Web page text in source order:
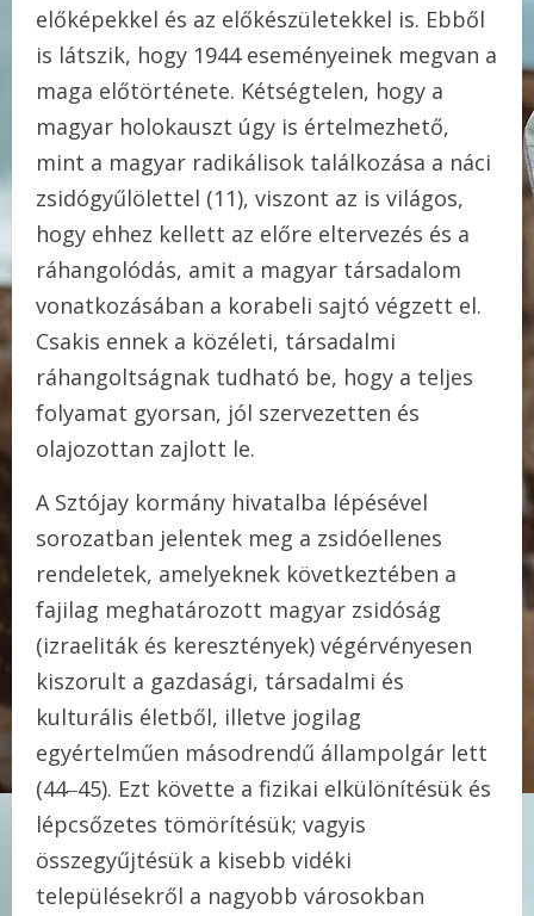
előképekkel és az előkészületekkel is. Ebből
is látszik, hogy 1944 eseményeinek megvan a
maga előtörténete. Kétségtelen, hogy a
magyar holokauszt úgy is értelmezhető,
mint a magyar radikálisok találkozása a náci
zsidógyűlölettel (11), viszont az is világos,
hogy ehhez kellett az előre eltervezés és a
ráhangolódás, amit a magyar társadalom
vonatkozásában a korabeli sajtó végzett el.
Csakis ennek a közéleti, társadalmi
ráhangoltságnak tudható be, hogy a teljes
folyamat gyorsan, jól szervezetten és
olajozottan zajlott le.
A Sztójay kormány hivatalba lépésével
sorozatban jelentek meg a zsidóellenes
rendeletek, amelyeknek következtében a
fajilag meghatározott magyar zsidóság
(izraeliták és keresztények) végérvényesen
kiszorult a gazdasági, társadalmi és
kulturális életből, illetve jogilag
egyértelműen másodrendű állampolgár lett
(44‒45). Ezt követte a fizikai elkülönítésük és
lépcsőzetes tömörítésük; vagyis
összegyűjtésük a kisebb vidéki
településekről a nagyobb városokban